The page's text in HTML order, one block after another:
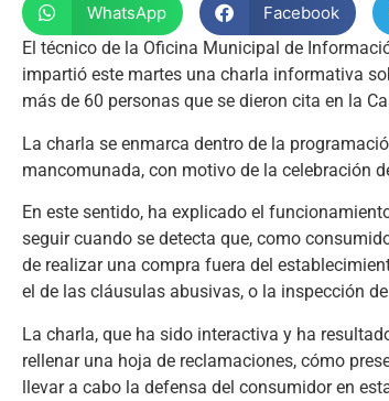
WhatsApp Facebook
El técnico de la Oficina Municipal de
impartió este martes una charla informativa
más de 60 personas que se dieron cita en la
La charla se enmarca dentro de la
mancomunada, con motivo de la celebración
En este sentido, ha explicado el
seguir cuando se detecta que, como
de realizar una compra fuera del
el de las cláusulas abusivas, o la inspección
La charla, que ha sido interactiva y ha
rellenar una hoja de reclamaciones, cómo
llevar a cabo la defensa del consumidor en